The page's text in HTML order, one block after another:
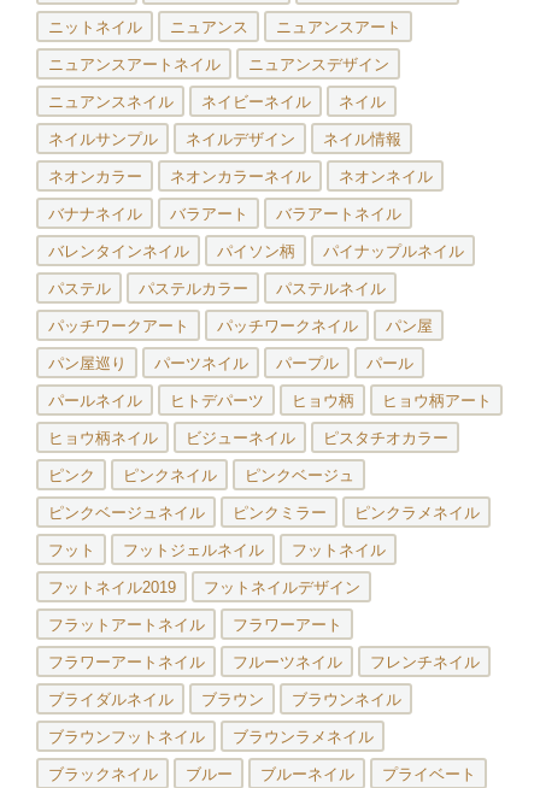
ニットネイル ニュアンス ニュアンスアート
ニュアンスアートネイル ニュアンスデザイン
ニュアンスネイル ネイビーネイル ネイル
ネイルサンプル ネイルデザイン ネイル情報
ネオンカラー ネオンカラーネイル ネオンネイル
バナナネイル バラアート バラアートネイル
バレンタインネイル パイソン柄 パイナップルネイル
パステル パステルカラー パステルネイル
パッチワークアート パッチワークネイル パン屋
パン屋巡り パーツネイル パープル パール
パールネイル ヒトデパーツ ヒョウ柄 ヒョウ柄アート
ヒョウ柄ネイル ビジューネイル ピスタチオカラー
ピンク ピンクネイル ピンクベージュ
ピンクベージュネイル ピンクミラー ピンクラメネイル
フット フットジェルネイル フットネイル
フットネイル2019 フットネイルデザイン
フラットアートネイル フラワーアート
フラワーアートネイル フルーツネイル フレンチネイル
ブライダルネイル ブラウン ブラウンネイル
ブラウンフットネイル ブラウンラメネイル
ブラックネイル ブルー ブルーネイル プライベート